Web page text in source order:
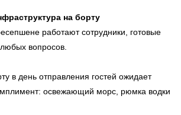
на борту
работают сотрудники, готовые
вопросов.
в день отправления гостей ожидает
освежающий морс, рюмка водки